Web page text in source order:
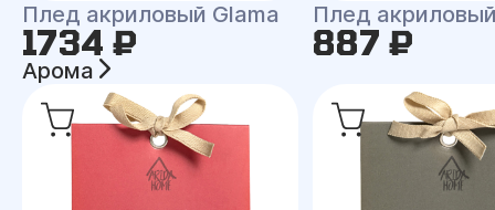
Плед акриловый Glama
1734 ₽
Плед
887 ₽
Арома